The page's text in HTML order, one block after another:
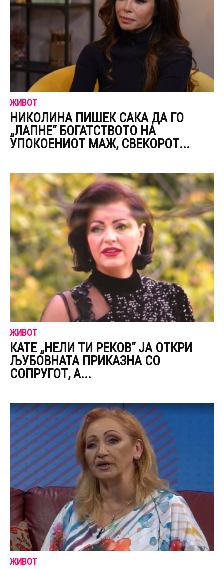
ЖИВОТ
НИКОЛИНА ПИШЕК САКА ДА ГО
„ЛАПНЕ“ БОГАТСТВОТО НА
УПОКОЕНИОТ МАЖ, СВЕКОРОТ...
ЖИВОТ
КАТЕ „НЕЛИ ТИ РЕКОВ“ ЈА ОТКРИ
ЉУБОВНАТА ПРИКАЗНА СО
СОПРУГОТ, А...
ЖИВОТ